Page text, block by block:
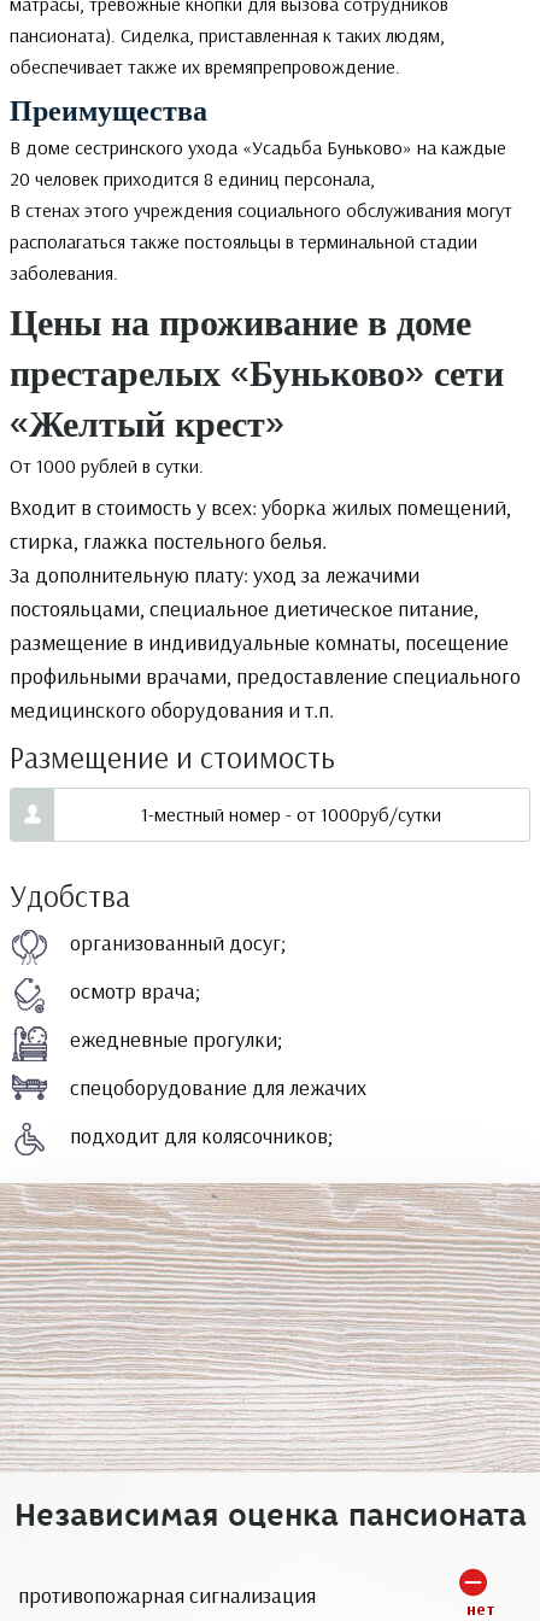
пансионата). Сиделка, приставленная к таких людям,
обеспечивает также их времяпрепровождение.
Преимущества
В доме сестринского ухода «Усадьба Буньково» на каждые
20 человек приходится 8 единиц персонала,
В стенах этого учреждения социального обслуживания могут
располагаться также постояльцы в терминальной стадии
заболевания.
Цены на проживание в доме
престарелых «Буньково» сети
«Желтый крест»
От 1000 рублей в сутки.
Входит в стоимость у всех: уборка жилых помещений,
стирка, глажка постельного белья.
За дополнительную плату: уход за лежачими
постояльцами, специальное диетическое питание,
размещение в индивидуальные комнаты, посещение
профильными врачами, предоставление специального
медицинского оборудования и т.п.
Размещение и стоимость
1-местный номер - от 1000руб/сутки
Удобства
организованный досуг;
осмотр врача;
ежедневные прогулки;
спецоборудование для лежачих
подходит для колясочников;
Независимая оценка пансионата
противопожарная сигнализация нет